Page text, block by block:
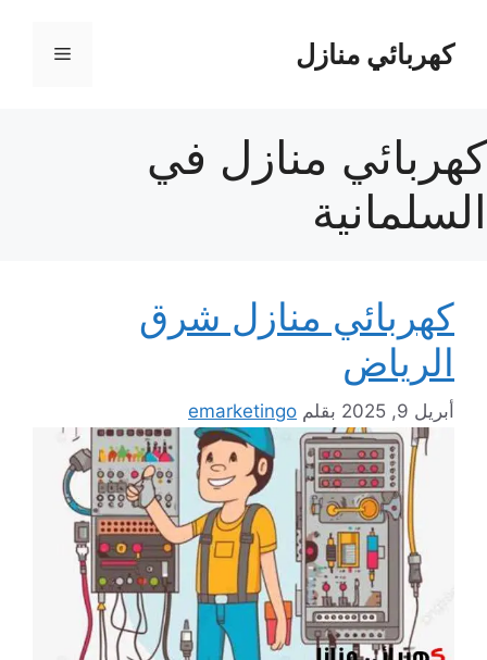
المحتوىكهربائي منازل القائمة
كهربائي منازل في
السلمانية
كهربائي منازل شرق
الرياض
أبريل 9, 2025 بقلم emarketingo